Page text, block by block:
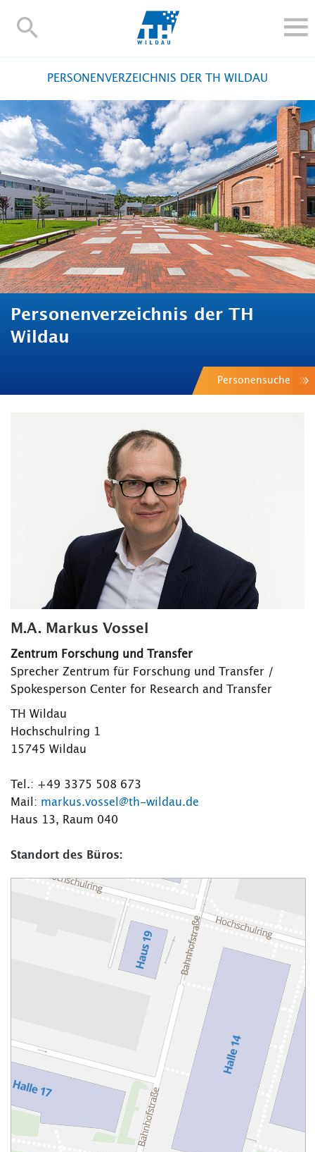
TH-
FORSCHUNG UND TRANSFER
ALUMNI
HOCHSCHULE
INTERNATIONAL
BESCHÄFTIGTE
Blogs Kontakt und Anfahrt Webmail Moodle
TH Online-Portal Personensuche English
PERSONENVERZEICHNIS DER TH WILDAU
Personenverzeichnis der TH
Wildau
Personensuche
M.A. Markus Vossel
Zentrum Forschung und Transfer
Sprecher Zentrum für Forschung und Transfer /
Spokesperson Center for Research and Transfer
TH Wildau
Hochschulring 1
15745 Wildau
Tel.: +49 3375 508 673
Mail: markus.vossel@th-wildau.de
Haus 13, Raum 040
Standort des Büros: